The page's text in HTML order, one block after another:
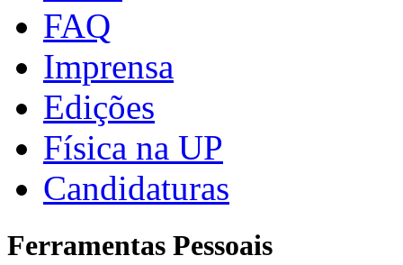
FAQ
Imprensa
Edições
Física na UP
Candidaturas
Ferramentas Pessoais